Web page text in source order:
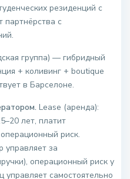
резиденций с
партнёрства с
группа) — гибридный
+ коливинг + boutique
в Барселоне.
Lease (аренда):
лет, платит
риск.
управляет за
операционный риск у
управляет самостоятельно